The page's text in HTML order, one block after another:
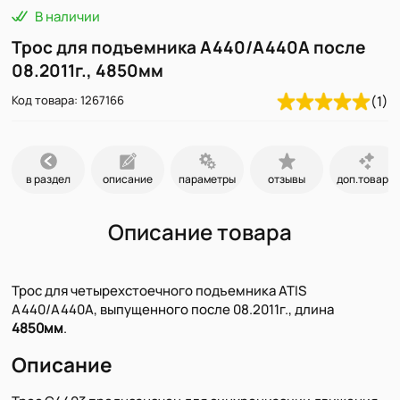
В наличии
Трос для подъемника A440/A440A после
08.2011г., 4850мм
Код товара: 1267166 (1)
в раздел описание параметры отзывы доп.товары
Описание товара
Трос для четырехстоечного подъемника ATIS
A440/A440A, выпущенного после 08.2011г., длина
4850мм.
Описание